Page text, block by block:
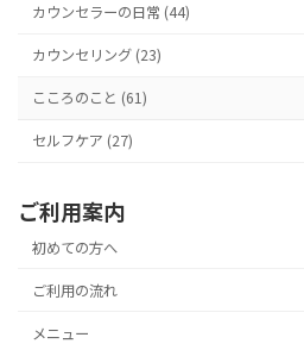
ジ
送
り
カウンセラーの日常 (44)
カウンセリング (23)
こころのこと (61)
セルフケア (27)
ご利用案内
初めての方へ
ご利用の流れ
メニュー